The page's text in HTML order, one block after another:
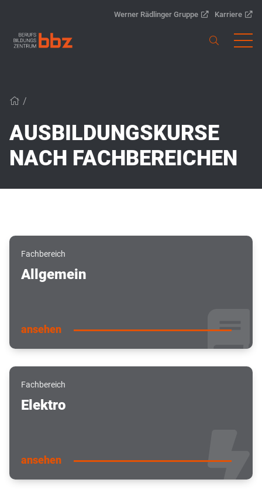
Werner Rädlinger Gruppe Karriere
/
AUSBILDUNGSKURSE
NACH FACHBEREICHEN
Fachbereich
Allgemein
ansehen
Fachbereich
Elektro
ansehen